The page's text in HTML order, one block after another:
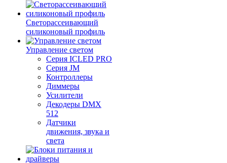
Светорассеивающий
силиконовый профиль
Управление светом
Серия ICLED PRO
Серия JM
Контроллеры
Диммеры
Усилители
Декодеры DMX
512
Датчики
движения, звука и
света